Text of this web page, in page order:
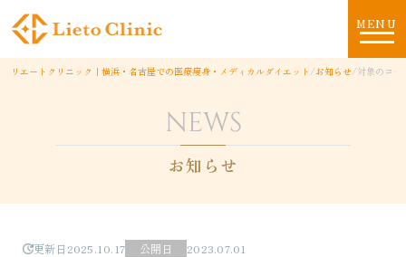
MENU
リエートクリニック｜横浜・名古屋での医療痩身・メディカルダイエット /お知らせ/対象のコ
NEWS
お知らせ
更新日 2025.10.17 公開日 2023.07.01